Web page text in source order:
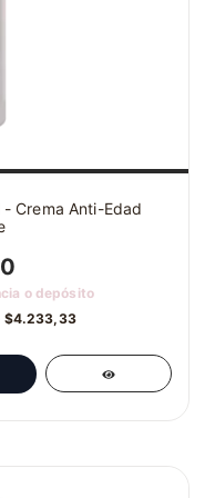
- Crema Anti-Edad
o depósito
$4.233,33